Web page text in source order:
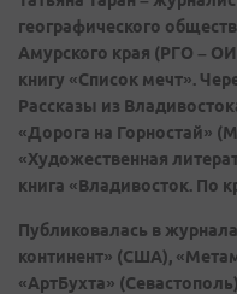
географического
Амурского края (РГО –
книгу «Список мечт».
Рассказы из
«Дорога на Горностай»
«Художественная
книга «Владивосток. По
Публиковалась в
континент» (США),
«АртБухта»